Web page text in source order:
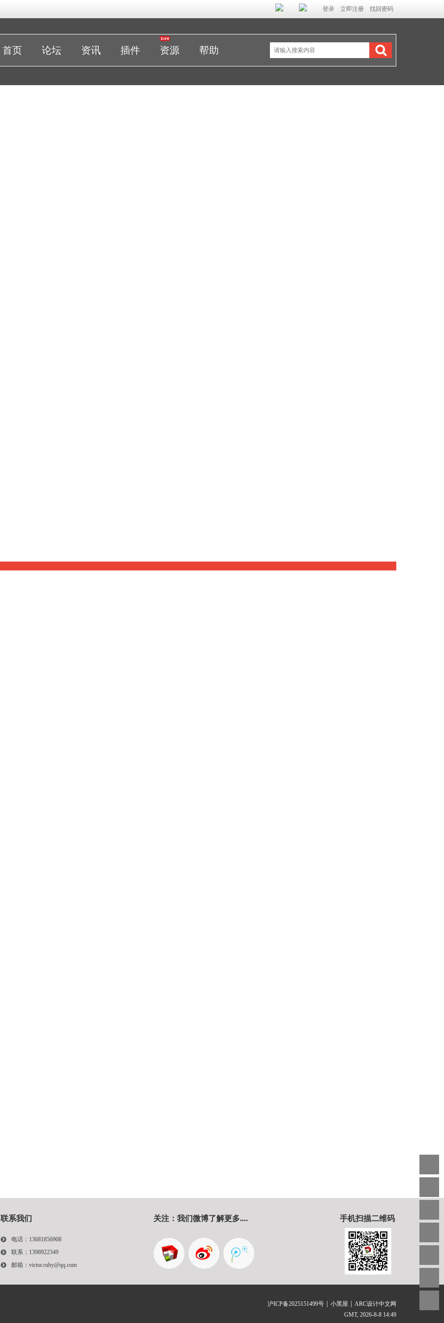
登录 立即注册 找回密码
首页 论坛 资讯 插件 资源 帮助
联系我们
电话：13681856908
联系：1398922349
邮箱：victor.ruby@qq.com
关注：我们微博了解更多.... 手机扫描二维码
沪ICP备2025151499号 小黑屋
ARC设计中文网
GMT, 2026-8-8 14:49